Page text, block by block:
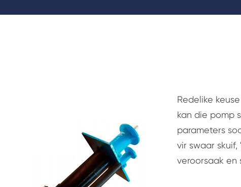
Redelike
kan die pomp
parameters
vir swaar
veroorsaak en